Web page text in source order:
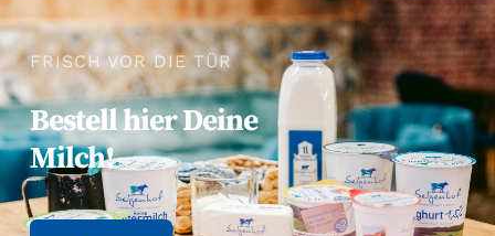
FRISCH VOR DIE TÜR
Bestell hier Deine
Milch!